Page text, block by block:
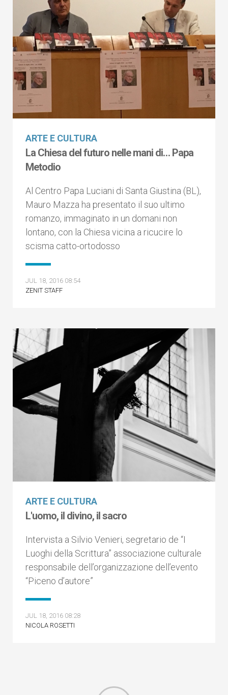
ARTE E CULTURA
La Chiesa del futuro nelle mani di… Papa
Metodio
Al Centro Papa Luciani di Santa Giustina (BL),
Mauro Mazza ha presentato il suo ultimo
romanzo, immaginato in un domani non
lontano, con la Chiesa vicina a ricucire lo
scisma catto-ortodosso
JUL 18, 2016 08:54
ZENIT STAFF
ARTE E CULTURA
L'uomo, il divino, il sacro
Intervista a Silvio Venieri, segretario de “I
Luoghi della Scrittura” associazione culturale
responsabile dell’organizzazione dell’evento
“Piceno d’autore”
JUL 18, 2016 08:28
NICOLA ROSETTI